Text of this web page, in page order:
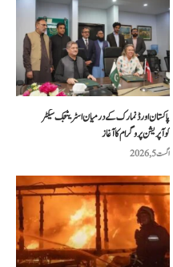
پاکستان اور ڈنمارک کے درمیان اسٹریٹجک سیکٹر
کوآپریشن پروگرام کا آغاز
اگست 5, 2026